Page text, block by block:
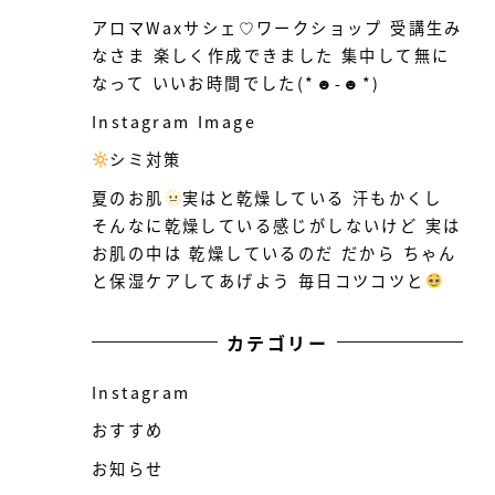
アロマWaxサシェ♡ワークショップ 受講生み
なさま 楽しく作成できました 集中して無に
なって いいお時間でした(*☻-☻*)
Instagram Image
シミ対策
️ 夏のお肌 実はと乾燥している 汗もかくし
そんなに乾燥している感じがしないけど 実は
お肌の中は 乾燥しているのだ だから ちゃん
と保湿ケアしてあげよう 毎日コツコツと
カテゴリー
Instagram
おすすめ
お知らせ